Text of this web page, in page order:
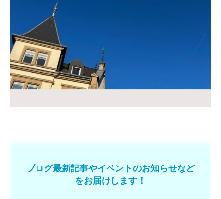
ブログ最新記事やイベントのお知らせなど
をお届けします！